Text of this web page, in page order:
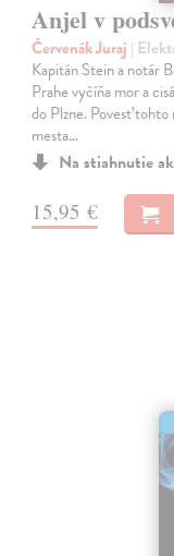
Anjel v
Červenák Juraj |
Kapitán Stein a notár
Prahe vyčíňa mor a
do Plzne. Povesť
mesta…
Na stiahnutie
15,95 €